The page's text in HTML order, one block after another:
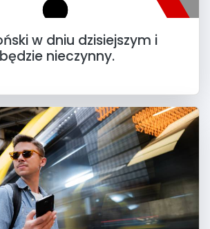
w dniu dzisiejszym i
nieczynny.